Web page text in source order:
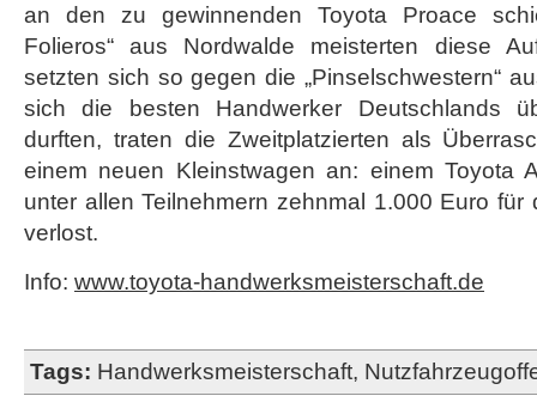
an den zu gewinnenden Toyota Proace
Folieros“ aus Nordwalde meisterten diese
setzten sich so gegen die „Pinselschwestern“
sich die besten Handwerker Deutschlands
durften, traten die Zweitplatzierten als
einem neuen Kleinstwagen an: einem Toyota
unter allen Teilnehmern zehnmal 1.000 Euro für
verlost.
Info: www.toyota-handwerksmeisterschaft.de
Tags: Handwerksmeisterschaft,